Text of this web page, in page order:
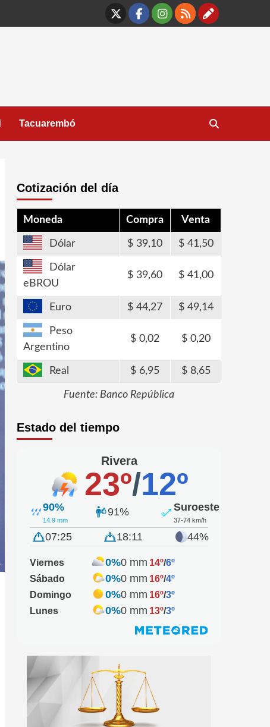
X Facebook
Instagram
RSS
Tacuarembó
Cotización del día
Moneda Compra Venta
Dólar 39,10 41,50
Dólar
eBROU
39,60 41,00
Euro 44,27 49,14
Peso
Argentino
0,02 0,20
Real 6,95 8,65
Fuente: Banco República
Estado del tiempo
Rivera
23º/12º
90%
14.9 mm
91% Suroeste
37-74 km/h
07:25 18:11 44%
Viernes 0%0 mm 14º/6º
Sábado
0%0 mm 16º/4º
Domingo
0%0 mm 16º/3º
Lunes
0%0 mm 13º/3º